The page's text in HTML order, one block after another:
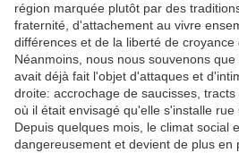
région marquée plutôt par des
fraternité, d'attachement au vivre
différences et de la liberté de croyance
Néanmoins, nous nous souvenons
avait déjà fait l'objet d'attaques et
droite: accrochage de saucisses, tracts
où il était envisagé qu'elle s'installe rue
Depuis quelques mois, le climat social
dangereusement et devient de plus en